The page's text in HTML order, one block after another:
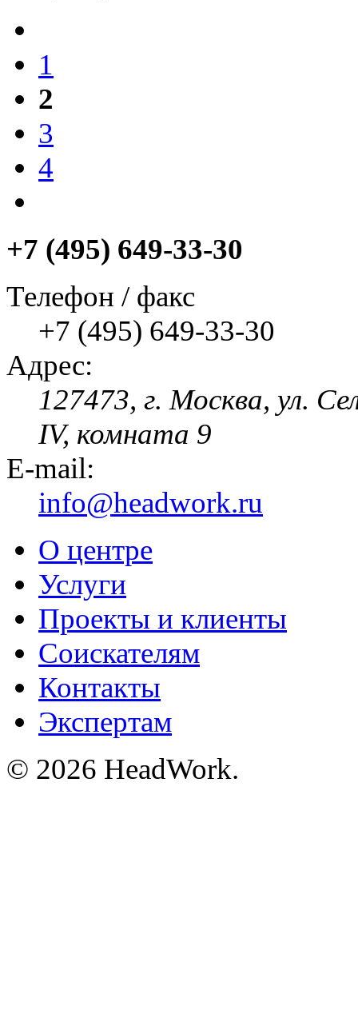
1
2
3
4
+7 (495) 649-33-30
Телефон / факс
+7 (495) 649-33-30
Адрес:
127473, г. Москва, ул.
IV, комната 9
E-mail:
info@headwork.ru
О центре
Услуги
Проекты и клиенты
Соискателям
Контакты
Экспертам
© 2026 HeadWork.